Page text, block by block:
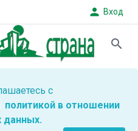
person Вход
search
с
политикой в отношении
данных.